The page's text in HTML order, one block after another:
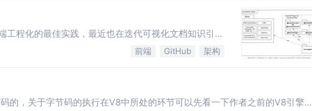
程化的最佳实践，最近也在迭代可视化文档知识引擎
吸取
前端 GitHub 架构
，关于字节码的执行在V8中所处的环节可以先看一下作者之前的V8引擎详